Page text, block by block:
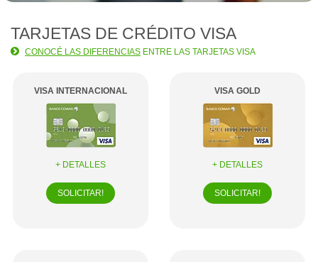
TARJETAS DE CRÉDITO VISA
CONOCÉ LAS DIFERENCIAS ENTRE LAS TARJETAS VISA
VISA INTERNACIONAL
+ DETALLES
SOLICITAR!
VISA GOLD
+ DETALLES
SOLICITAR!